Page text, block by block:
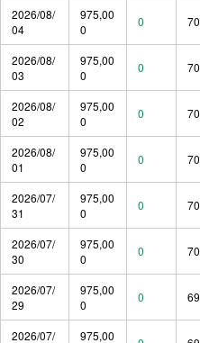
2026/08/
04
975,00
0
0
2026/08/
03
975,00
0
0
2026/08/
02
975,00
0
0
2026/08/
01
975,00
0
0
2026/07/
31
975,00
0
0
2026/07/
30
975,00
0
0
2026/07/
29
975,00
0
0
2026/07/
975,00